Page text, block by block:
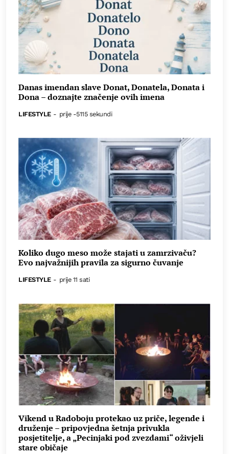
Danas imendan slave Donat, Donatela, Donata i
Dona – doznajte značenje ovih imena
LIFESTYLE - prije -5115 sekundi
Koliko dugo meso može stajati u zamrzivaču?
Evo najvažnijih pravila za sigurno čuvanje
LIFESTYLE - prije 11 sati
Vikend u Radoboju protekao uz priče, legende i
druženje – pripovjedna šetnja privukla
posjetitelje, a „Pecinjaki pod zvezdami“ oživjeli
stare običaje